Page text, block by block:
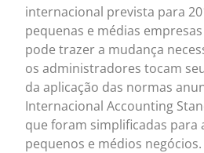
internacional prevista para
pequenas e médias
pode trazer a mudança
os administradores tocam
da aplicação das normas
Internacional Accounting
que foram simplificadas para
pequenos e médios negócios.